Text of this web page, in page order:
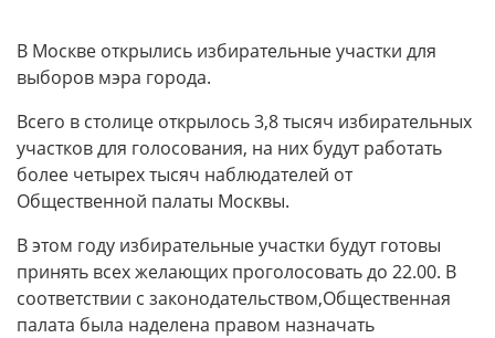
В Москве открылись избирательные участки для
выборов мэра города.
Всего в столице открылось 3,8 тысяч избирательных
участков для голосования, на них будут работать
более четырех тысяч наблюдателей от
Общественной палаты Москвы.
В этом году избирательные участки будут готовы
принять всех желающих проголосовать до 22.00. В
соответствии с законодательством,Общественная
палата была наделена правом назначать